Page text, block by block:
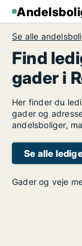
Se alle
Find
gader i
Her finder du
gader og
andelsboliger,
Se alle
Gader og veje